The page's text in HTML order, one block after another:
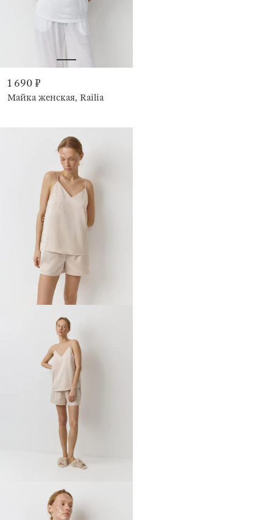
1 690 ₽
Майка женская, Railia